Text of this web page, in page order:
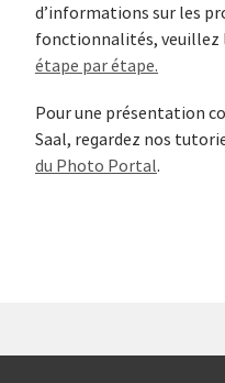
d’informations sur les
fonctionnalités, veuillez
étape par étape.
Pour une présentation
Saal, regardez nos
du Photo Portal.